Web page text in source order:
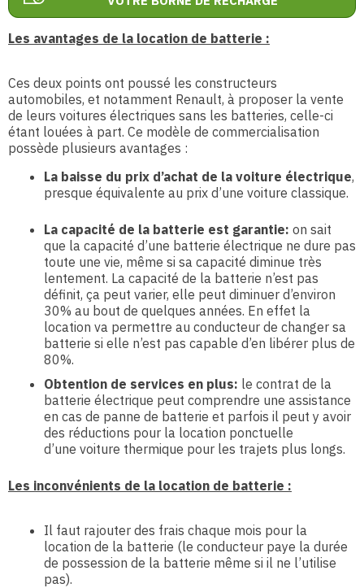
Les avantages de la location de batterie :
Ces deux points ont poussé les constructeurs
automobiles, et notamment Renault, à proposer la vente
de leurs voitures électriques sans les batteries, celle-ci
étant louées à part. Ce modèle de commercialisation
possède plusieurs avantages :
La baisse du prix d’achat de la voiture électrique,
presque équivalente au prix d’une voiture classique.
La capacité de la batterie est garantie: on sait
que la capacité d’une batterie électrique ne dure pas
toute une vie, même si sa capacité diminue très
lentement. La capacité de la batterie n’est pas
définit, ça peut varier, elle peut diminuer d’environ
30% au bout de quelques années. En effet la
location va permettre au conducteur de changer sa
batterie si elle n’est pas capable d’en libérer plus de
80%.
Obtention de services en plus: le contrat de la
batterie électrique peut comprendre une assistance
en cas de panne de batterie et parfois il peut y avoir
des réductions pour la location ponctuelle
d’une voiture thermique pour les trajets plus longs.
Les inconvénients de la location de batterie :
Il faut rajouter des frais chaque mois pour la
location de la batterie (le conducteur paye la durée
de possession de la batterie même si il ne l’utilise
pas).